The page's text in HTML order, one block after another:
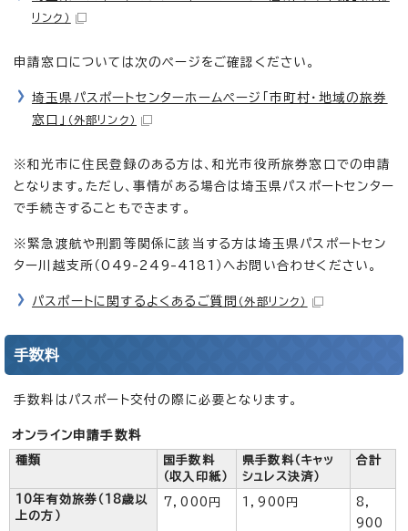
リンク）
申請窓口については次のページをご確認ください。
埼玉県パスポートセンターホームページ「市町村・地域の旅券
窓口」 （外部リンク）
※和光市に住民登録のある方は、和光市役所旅券窓口での申請
となります。ただし、事情がある場合は埼玉県パスポートセンター
で手続きすることもできます。
※緊急渡航や刑罰等関係に該当する方は埼玉県パスポートセン
ター川越支所（049-249-4181）へお問い合わせください。
パスポートに関するよくあるご質問 （外部リンク）
手数料
手数料はパスポート交付の際に必要となります。
オンライン申請手数料
種類
国手数料
（収入印紙）
県手数料（キャッ
シュレス決済）
合計
10年有効旅券（18歳以
上の方）
7，000円 1，900円
8，
900